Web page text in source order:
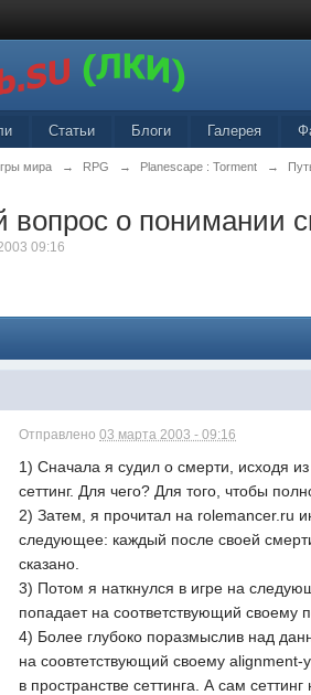
Статьи Блоги Галерея
мира → RPG → Planescape : Torment →
вопрос о понимании
09:16
Отправлено03 марта 2003 - 09:16
1) Сначала я судил о смерти, исходя
сеттинг. Для чего? Для того, чтобы
2) Затем, я прочитал на rolemancer.ru
следующее: каждый после своей
сказано.
3) Потом я наткнулся в игре на
попадает на соответствующий своему
4) Более глубоко поразмыслив над
на соовтетствующий своему alignment-
в пространстве сеттинга. А сам